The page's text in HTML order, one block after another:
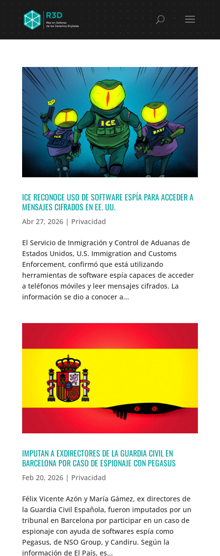
ICE RECONOCE USO DE SOFTWARE ESPÍA PARA ACCEDER A
MENSAJES CIFRADOS EN EE. UU.
Abr 27, 2026| Privacidad
El Servicio de Inmigración y Control de Aduanas de
Estados Unidos, U.S. Immigration and Customs
Enforcement, confirmó que está utilizando
herramientas de software espía capaces de acceder
a teléfonos móviles y leer mensajes cifrados. La
información se dio a conocer a...
IMPUTAN A EXDIRECTORES DE LA GUARDIA CIVIL EN
BARCELONA POR CASO DE ESPIONAJE CON PEGASUS
Feb 20, 2026| Privacidad
Félix Vicente Azón y María Gámez, ex directores de
la Guardia Civil Española, fueron imputados por un
tribunal en Barcelona por participar en un caso de
espionaje con ayuda de softwares espía como
Pegasus, de NSO Group, y Candiru. Según la
información de El País, es...